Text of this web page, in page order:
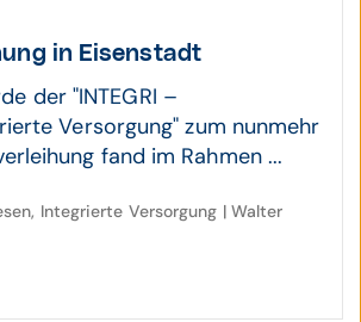
in Eisenstadt
der "INTEGRI –
Versorgung" zum nunmehr
fand im Rahmen ...
Integrierte Versorgung | Walter